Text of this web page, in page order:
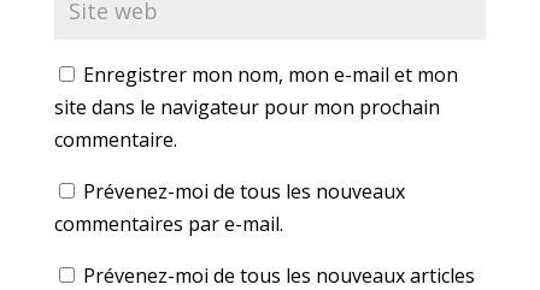
Enregistrer mon nom, mon e-mail et mon
site dans le navigateur pour mon prochain
commentaire.
Prévenez-moi de tous les nouveaux
commentaires par e-mail.
Prévenez-moi de tous les nouveaux articles